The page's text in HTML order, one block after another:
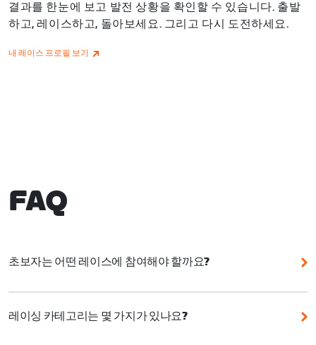
결과를 한눈에 보고 발전 상황을 확인할 수 있습니다. 출발
하고, 레이스하고, 돌아보세요. 그리고 다시 도전하세요.
내 레이스 프로필 보기
FAQ
초보자는 어떤 레이스에 참여해야 할까요?
Zwift는 초보자를 포함해 누구나 참여할 수 있는 다양한
특히 거리와 고도를 이해하는 것이 중요합니다.
레이싱 카테고리는 몇 가지가 있나요?